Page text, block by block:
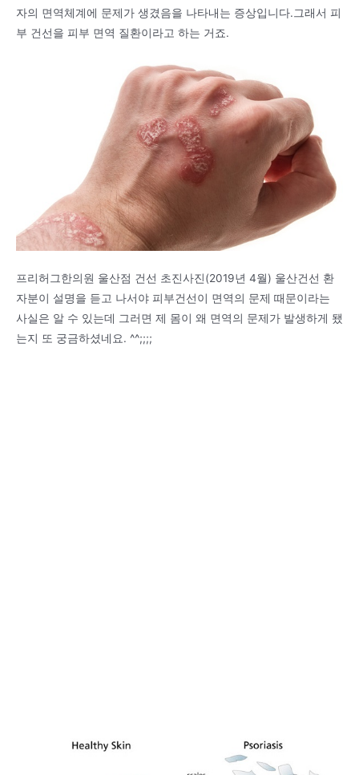
자의 면역체계에 문제가 생겼음을 나타내는 증상입니다.그래서 피
부 건선을 피부 면역 질환이라고 하는 거죠.
프리허그한의원 울산점 건선 초진사진(2019년 4월) 울산건선 환
자분이 설명을 듣고 나서야 피부건선이 면역의 문제 때문이라는
사실은 알 수 있는데 그러면 제 몸이 왜 면역의 문제가 발생하게 됐
는지 또 궁금하셨네요. ^^;;;;